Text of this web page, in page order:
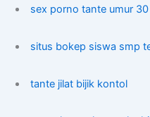
sex porno tante umur
situs bokep siswa smp
tante jilat bijik kontol